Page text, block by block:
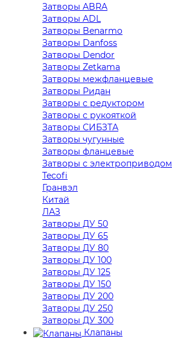
Затворы ABRA
Затворы ADL
Затворы Benarmo
Затворы Danfoss
Затворы Dendor
Затворы Zetkama
Затворы межфланцевые
Затворы Ридан
Затворы с редуктором
Затворы с рукояткой
Затворы СИБЗТА
Затворы чугунные
Затворы фланцевые
Затворы с электроприводом
Tecofi
Гранвэл
Китай
ЛАЗ
Затворы ДУ 50
Затворы ДУ 65
Затворы ДУ 80
Затворы ДУ 100
Затворы ДУ 125
Затворы ДУ 150
Затворы ДУ 200
Затворы ДУ 250
Затворы ДУ 300
Клапаны